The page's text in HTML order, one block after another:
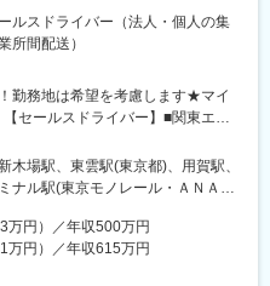
、伏見駅(京都府)、祝園駅、篠原駅
、栗東駅、おごと温泉駅、長浜
(高知県)、多ノ郷駅、布師田駅、撫
島港・宇品駅、本郷駅(広島県)、八
堪駅、乃木駅、下府駅、八浜駅、
駅、長府駅、米川駅、山口駅(山口
三本松口駅、南瀬高駅、五郎丸
甘木駅(西鉄線)、新飯塚駅、橋本駅
隈駅、吉塚駅、西小倉駅、大塔
駅、東中津駅、北友田駅、朝地
東唐津駅、肥後大津駅、光の森
ルスドライバー（法人・個人の集
所間配送）
勤務地は希望を考慮します★マイ
セールスドライバー】■関東エリ
群馬、千葉、茨城■東海エリア愛
リア新潟、長野、山梨■北陸エリ
大阪、兵庫、和歌山、奈良、京
ア福岡、長崎、大分、佐賀、熊
・東北エリア北海道、宮城、福
木場駅、東雲駅(東京都)、用賀駅、
ナル駅(東京モノレール・ＡＮＡ利
駅、ふじみ野駅、新白岡駅、越谷
間駅、南町田グランベリーパーク
万円）／年収500万円
万円）／年収615万円